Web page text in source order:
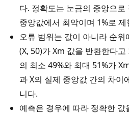
다. 정확도는 눈금의 중앙으
중앙값에서 최악이며 1%로 제
오류 범위는 값이 아니라 순
(X, 50)가 Xm 값을 반환한다
의 최소 49%와 최대 51%가
과 X의 실제 중앙값 간의 차이
니다.
예측은 경우에 따라 정확한